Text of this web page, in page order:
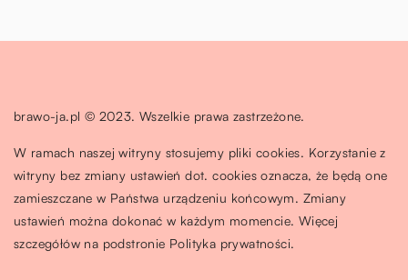
brawo-ja.pl © 2023. Wszelkie prawa zastrzeżone.
W ramach naszej witryny stosujemy pliki cookies. Korzystanie z
witryny bez zmiany ustawień dot. cookies oznacza, że będą one
zamieszczane w Państwa urządzeniu końcowym. Zmiany
ustawień można dokonać w każdym momencie. Więcej
szczegółów na podstronie Polityka prywatności.